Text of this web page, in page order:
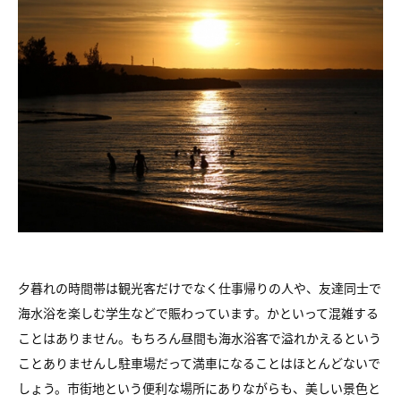
夕暮れの時間帯は観光客だけでなく仕事帰りの人や、友達同士で
海水浴を楽しむ学生などで賑わっています。かといって混雑する
ことはありません。もちろん昼間も海水浴客で溢れかえるという
ことありませんし駐車場だって満車になることはほとんどないで
しょう。市街地という便利な場所にありながらも、美しい景色と